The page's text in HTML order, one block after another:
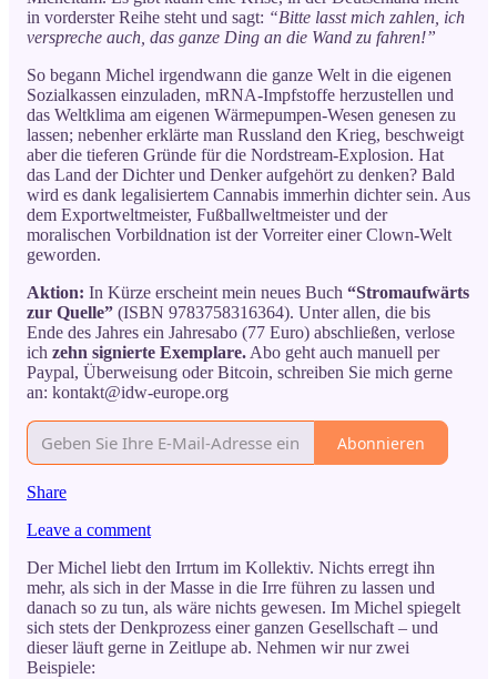
in vorderster Reihe steht und sagt: “Bitte lasst mich zahlen, ich
verspreche auch, das ganze Ding an die Wand zu fahren!”
So begann Michel irgendwann die ganze Welt in die eigenen
Sozialkassen einzuladen, mRNA-Impfstoffe herzustellen und
das Weltklima am eigenen Wärmepumpen-Wesen genesen zu
lassen; nebenher erklärte man Russland den Krieg, beschweigt
aber die tieferen Gründe für die Nordstream-Explosion. Hat
das Land der Dichter und Denker aufgehört zu denken? Bald
wird es dank legalisiertem Cannabis immerhin dichter sein. Aus
dem Exportweltmeister, Fußballweltmeister und der
moralischen Vorbildnation ist der Vorreiter einer Clown-Welt
geworden.
Aktion: In Kürze erscheint mein neues Buch “Stromaufwärts
zur Quelle” (ISBN 9783758316364). Unter allen, die bis
Ende des Jahres ein Jahresabo (77 Euro) abschließen, verlose
ich zehn signierte Exemplare. Abo geht auch manuell per
Paypal, Überweisung oder Bitcoin, schreiben Sie mich gerne
an: kontakt@idw-europe.org
Abonnieren
Share
Leave a comment
Der Michel liebt den Irrtum im Kollektiv. Nichts erregt ihn
mehr, als sich in der Masse in die Irre führen zu lassen und
danach so zu tun, als wäre nichts gewesen. Im Michel spiegelt
sich stets der Denkprozess einer ganzen Gesellschaft – und
dieser läuft gerne in Zeitlupe ab. Nehmen wir nur zwei
Beispiele: